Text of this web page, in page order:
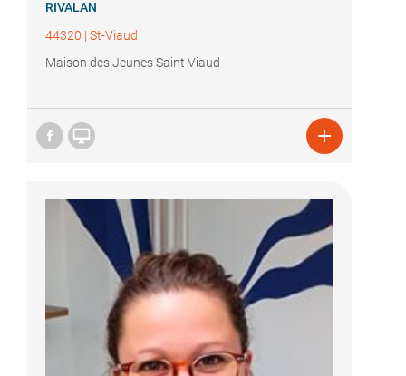
RIVALAN
44320 | St-Viaud
Maison des Jeunes Saint Viaud
 